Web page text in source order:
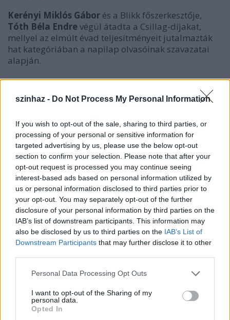
szinhaz - Do Not Process My Personal Information
If you wish to opt-out of the sale, sharing to third parties, or
processing of your personal or sensitive information for
targeted advertising by us, please use the below opt-out
section to confirm your selection. Please note that after your
opt-out request is processed you may continue seeing
interest-based ads based on personal information utilized by
us or personal information disclosed to third parties prior to
your opt-out. You may separately opt-out of the further
disclosure of your personal information by third parties on the
IAB’s list of downstream participants. This information may
also be disclosed by us to third parties on the IAB’s List of
Downstream Participants that may further disclose it to other
Please note that this website/app uses one or more Google
not limited to your visit or usage behaviour. You may click to
grant or deny consent to Google and its third-party tags to
use your data for below specified purposes in below Google
Personal Data Processing Opt Outs
I want to opt-out of the Sharing of my
personal data.
Opted In
Kerényi Miklós Gábor és a Blikk főszerkesztője,
Tóth Béla Endrevégül átadta a Csillag-díjakat,
mellyel az elmúlt évad teljesítményeit jutalmazták
hat kategóriában a napilap olvasóinak szavazatai
alapján.
Az évad operett színésznője:
Kalocsai Zsuzsa
Fischl Mónika
Bordás Barbara - NYERT
Szendy Szilvi
Lukács Anita
Az évad operett színésze:
Peller Károly - NYERT
Vadász Dániel
Vadász zsolt